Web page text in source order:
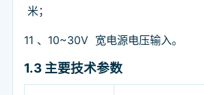
米；
11 、10~30V 宽电源电压输入。
1.3 主要技术参数